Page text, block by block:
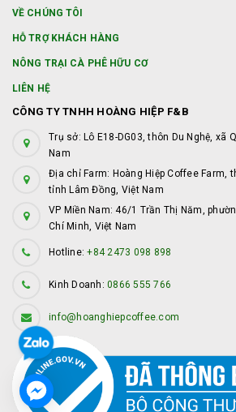
VỀ CHÚNG TÔI
HỖ TRỢ KHÁCH HÀNG
NÔNG TRẠI CÀ PHÊ HỮU CƠ
LIÊN HỆ
CÔNG TY TNHH HOÀNG HIỆP F&B
Trụ sở: Lô E18-DG03, thôn Du Nghệ, xã
Nam
Địa chỉ Farm: Hoàng Hiệp Coffee Farm,
tỉnh Lâm Đồng, Việt Nam
VP Miền Nam: 46/1 Trần Thị Năm,
Chí Minh, Việt Nam
Hotline:+84 2473 098 898
Kinh Doanh: 0866 555 766
info@hoanghiepcoffee.com